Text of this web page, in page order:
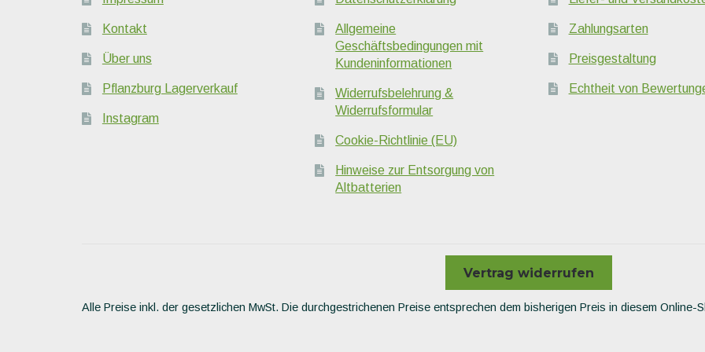
Kontakt
Über uns
Pflanzburg Lagerverkauf
Instagram
Allgemeine
Geschäftsbedingungen mit
Kundeninformationen
Widerrufsbelehrung &
Widerrufsformular
Cookie-Richtlinie (EU)
Hinweise zur Entsorgung von
Altbatterien
Zahlungsarten
Preisgestaltung
Echtheit von
Vertrag widerrufen
Alle Preise inkl. der gesetzlichen MwSt. Die durchgestrichenen Preise entsprechen dem bisherigen Preis in diesem Online-